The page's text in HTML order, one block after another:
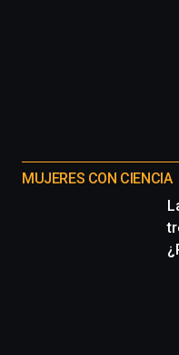
MUJERES CON CIENCIA